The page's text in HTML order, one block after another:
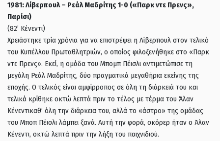
1981: Λίβερπουλ – Ρεάλ Μαδρίτης 1-0 («Παρκ ντε Πρενς»,
Παρίσι)
(82’ Κένεντι)
Xρειάστηκε τρία χρόνια για να επιστρέψει η Λίβερπουλ στον τελικό
του Κυπέλλου Πρωταθλητριών, ο οποίος φιλοξενήθηκε στο «Παρκ
ντε Πρενς». Εκεί, η ομάδα του Μπομπ Πέισλι αντιμετώπισε τη
μεγάλη Ρεάλ Μαδρίτης, δύο πραγματικά μεγαθήρια εκείνης της
εποχής. Ο τελικός είναι αμφίρροπος σε όλη τη διάρκειά του και
τελικά κρίθηκε οκτώ λεπτά πριν το τέλος με τέρμα του Άλαν
Κένεντικαθ’ όλη την διάρκεια του, αλλά το «άστρο» της ομάδας
του Μποπ Πέισλι λάμπει ξανά. Αυτή την φορά, σκόρερ ήταν ο Άλαν
Κένεντι, οκτώ λεπτά πριν την λήξη του παιχνιδιού.